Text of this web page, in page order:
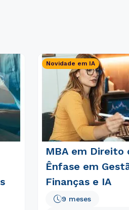
Novidade em IA
MBA em Direito
Ênfase em
Finanças e IA
9 meses